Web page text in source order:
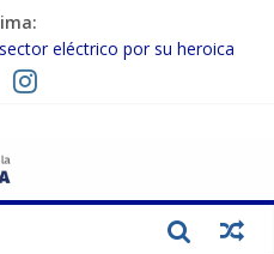
eléctrico por su heroica
con el sector privado para
en instalaciones del SEN
para fortalecer el SEN